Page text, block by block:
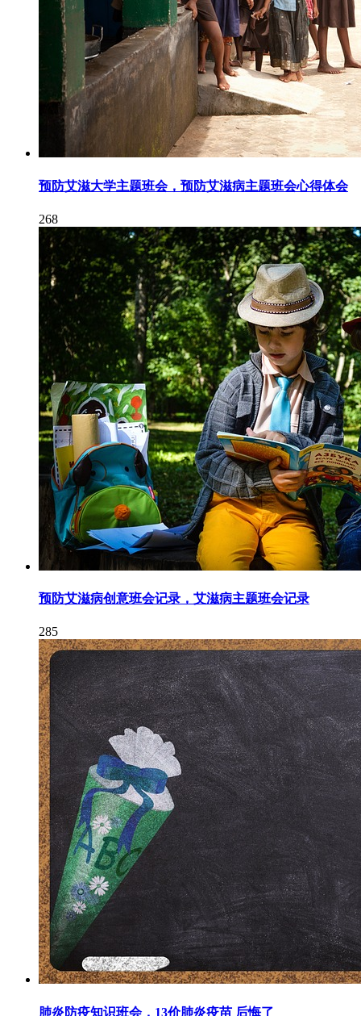
预防艾滋大学主题班会，预防艾滋病主题班会心得体会
268
预防艾滋病创意班会记录，艾滋病主题班会记录
285
肺炎防疫知识班会，13价肺炎疫苗 后悔了